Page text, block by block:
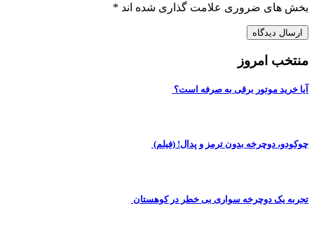
بخش های ضروری علامت گذاری شده اند *
منتخب امروز
آیا خرید موتور برقی به صرفه است؟
چوکودو، دوچرخه بدون ترمز و پدال! (فیلم)
تجربه یک دوچرخه سواری بی خطر در کوهستان